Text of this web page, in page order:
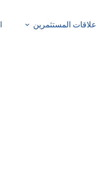
علاقات المستثمرين